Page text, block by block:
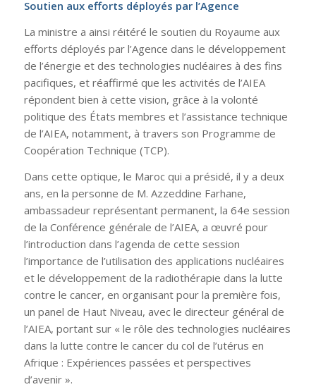
Soutien aux efforts déployés par l’Agence
La ministre a ainsi réitéré le soutien du Royaume aux
efforts déployés par l’Agence dans le développement
de l’énergie et des technologies nucléaires à des fins
pacifiques, et réaffirmé que les activités de l’AIEA
répondent bien à cette vision, grâce à la volonté
politique des États membres et l’assistance technique
de l’AIEA, notamment, à travers son Programme de
Coopération Technique (TCP).
Dans cette optique, le Maroc qui a présidé, il y a deux
ans, en la personne de M. Azzeddine Farhane,
ambassadeur représentant permanent, la 64e session
de la Conférence générale de l’AIEA, a œuvré pour
l’introduction dans l’agenda de cette session
l’importance de l’utilisation des applications nucléaires
et le développement de la radiothérapie dans la lutte
contre le cancer, en organisant pour la première fois,
un panel de Haut Niveau, avec le directeur général de
l’AIEA, portant sur « le rôle des technologies nucléaires
dans la lutte contre le cancer du col de l’utérus en
Afrique : Expériences passées et perspectives
d’avenir ».